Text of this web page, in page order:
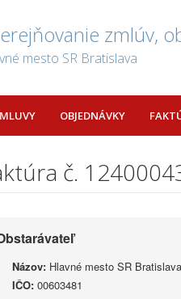
zmlúv,
mesto SR Bratislava
OBJEDNÁVKY
č.
Názov: Hlavné mesto SR Bratislava
IČO: 00603481